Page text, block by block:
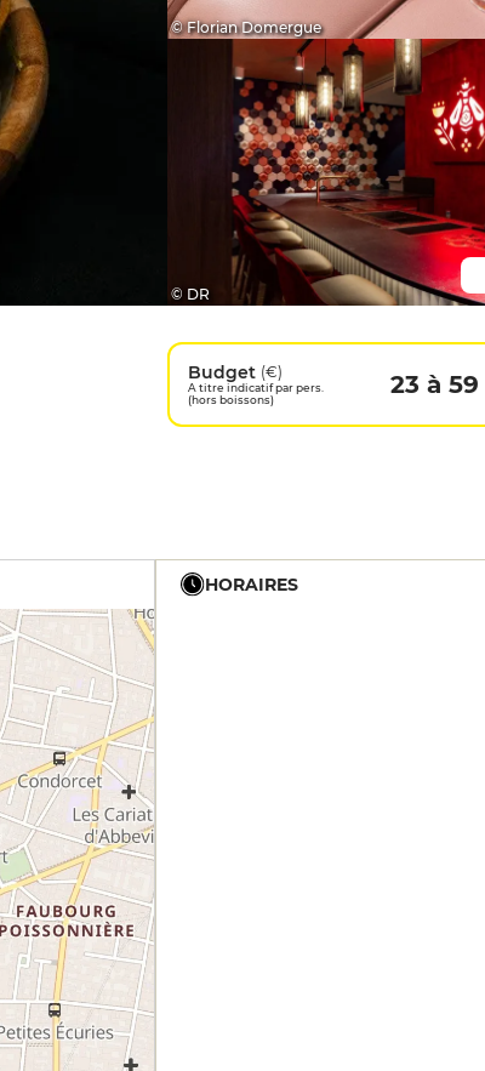
© Florian Domergue
© DR
Budget (€)
A titre indicatif par pers.
(hors boissons)
23 à 59
HORAIRES